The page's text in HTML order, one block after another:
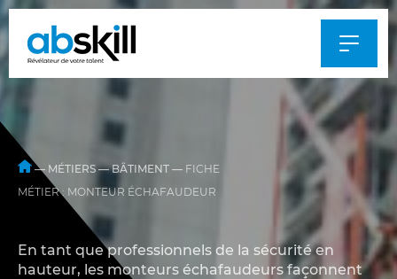
— MÉTIERS—BÂTIMENT — FICHE
MÉTIER : MONTEUR ÉCHAFAUDEUR
En tant que professionnels de la sécurité en
hauteur, les monteurs échafaudeurs façonnent